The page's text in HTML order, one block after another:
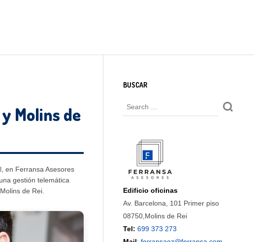
Molins de
en Ferransa Asesores
gestión telemática
de Rei.
BUSCAR
Edificio oficinas
Av. Barcelona, 101 Primer piso
08750,Molins de Rei
Tel: 699 373 273